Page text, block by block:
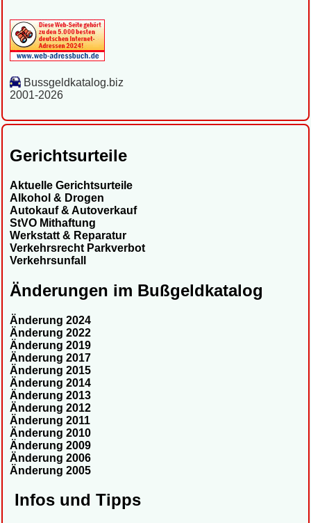
Bussgeldkatalog.biz
2001-2026
Gerichtsurteile
Aktuelle Gerichtsurteile
Alkohol & Drogen
Autokauf & Autoverkauf
StVO Mithaftung
Werkstatt & Reparatur
Verkehrsrecht Parkverbot
Verkehrsunfall
Änderungen im Bußgeldkatalog
Änderung 2024
Änderung 2022
Änderung 2019
Änderung 2017
Änderung 2015
Änderung 2014
Änderung 2013
Änderung 2012
Änderung 2011
Änderung 2010
Änderung 2009
Änderung 2006
Änderung 2005
Infos und Tipps